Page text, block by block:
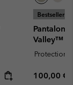
Bestseller
Pantalon
Valley™
Protection
Regular
100,00 €